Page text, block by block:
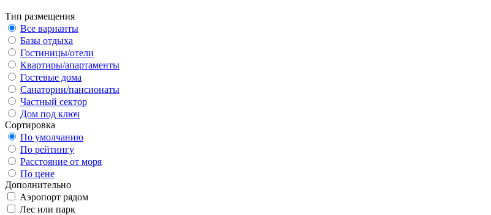
Тип размещения
Все варианты
Базы отдыха
Гостиницы/отели
Квартиры/апартаменты
Гостевые дома
Санатории/пансионаты
Частный сектор
Дом под ключ
Сортировка
По умолчанию
По рейтингу
Расстояние от моря
По цене
Дополнительно
Аэропорт рядом
Лес или парк